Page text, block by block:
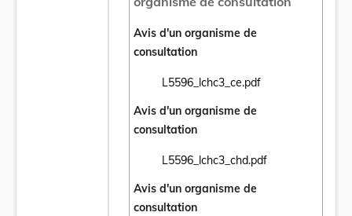
Avis d'un organisme de
consultation
L5596_lchc3_ce.pdf
Ouvrir le document L5596_lchc3_ce.pdf
Avis d'un organisme de
consultation
L5596_lchc3_chd.pdf
Ouvrir le document L5596_lchc3_chd.pdf
Avis d'un organisme de
consultation